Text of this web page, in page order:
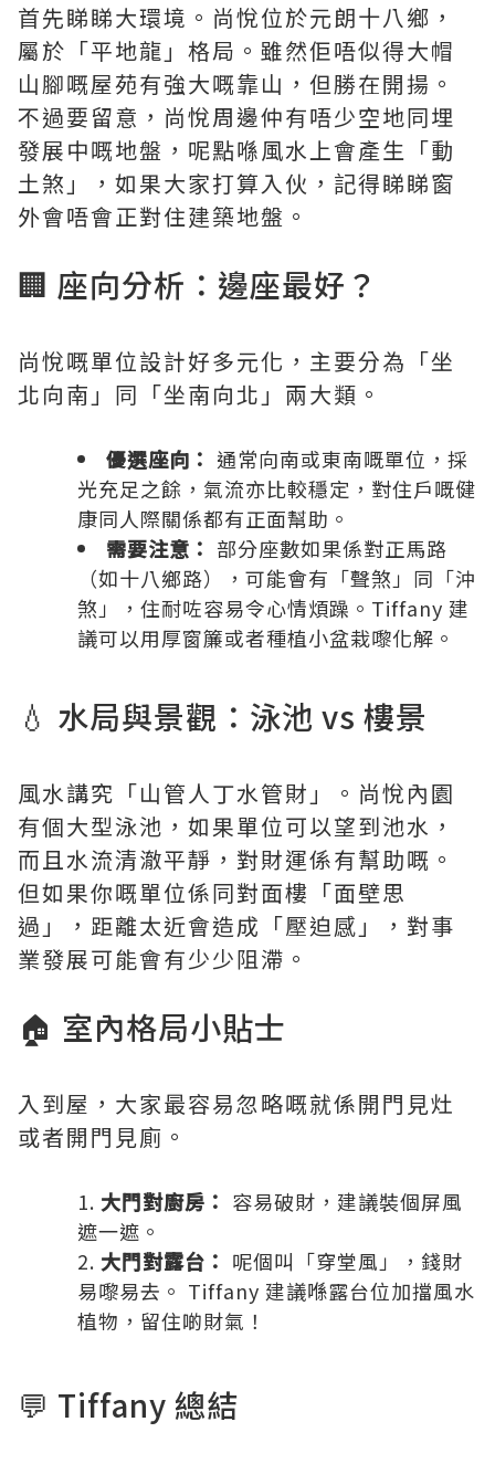
首先睇睇大環境。尚悅位於元朗十八鄉，
屬於「平地龍」格局。雖然佢唔似得大帽
山腳嘅屋苑有強大嘅靠山，但勝在開揚。
不過要留意，尚悅周邊仲有唔少空地同埋
發展中嘅地盤，呢點喺風水上會產生「動
土煞」，如果大家打算入伙，記得睇睇窗
外會唔會正對住建築地盤。
🏢 座向分析：邊座最好？
尚悅嘅單位設計好多元化，主要分為「坐
北向南」同「坐南向北」兩大類。
優選座向： 通常向南或東南嘅單位，採
光充足之餘，氣流亦比較穩定，對住戶嘅健
康同人際關係都有正面幫助。
需要注意： 部分座數如果係對正馬路
（如十八鄉路），可能會有「聲煞」同「沖
煞」，住耐咗容易令心情煩躁。Tiffany 建
議可以用厚窗簾或者種植小盆栽嚟化解。
💧 水局與景觀：泳池 vs 樓景
風水講究「山管人丁水管財」。尚悅內園
有個大型泳池，如果單位可以望到池水，
而且水流清澈平靜，對財運係有幫助嘅。
但如果你嘅單位係同對面樓「面壁思
過」，距離太近會造成「壓迫感」，對事
業發展可能會有少少阻滯。
🏠 室內格局小貼士
入到屋，大家最容易忽略嘅就係開門見灶
或者開門見廁。
大門對廚房： 容易破財，建議裝個屏風
遮一遮。
大門對露台： 呢個叫「穿堂風」，錢財
易嚟易去。 Tiffany 建議喺露台位加擋風水
植物，留住啲財氣！
💬 Tiffany 總結